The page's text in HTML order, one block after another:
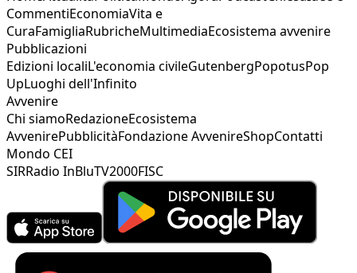
CommentiEconomiaVita e
CuraFamigliaRubricheMultimediaEcosistema avvenire
Pubblicazioni
Edizioni localiL'economia civileGutenbergPopotusPop
UpLuoghi dell'Infinito
Avvenire
Chi siamoRedazioneEcosistema
AvvenirePubblicitàFondazione AvvenireShopContatti
Mondo CEI
SIRRadio InBluTV2000FISC